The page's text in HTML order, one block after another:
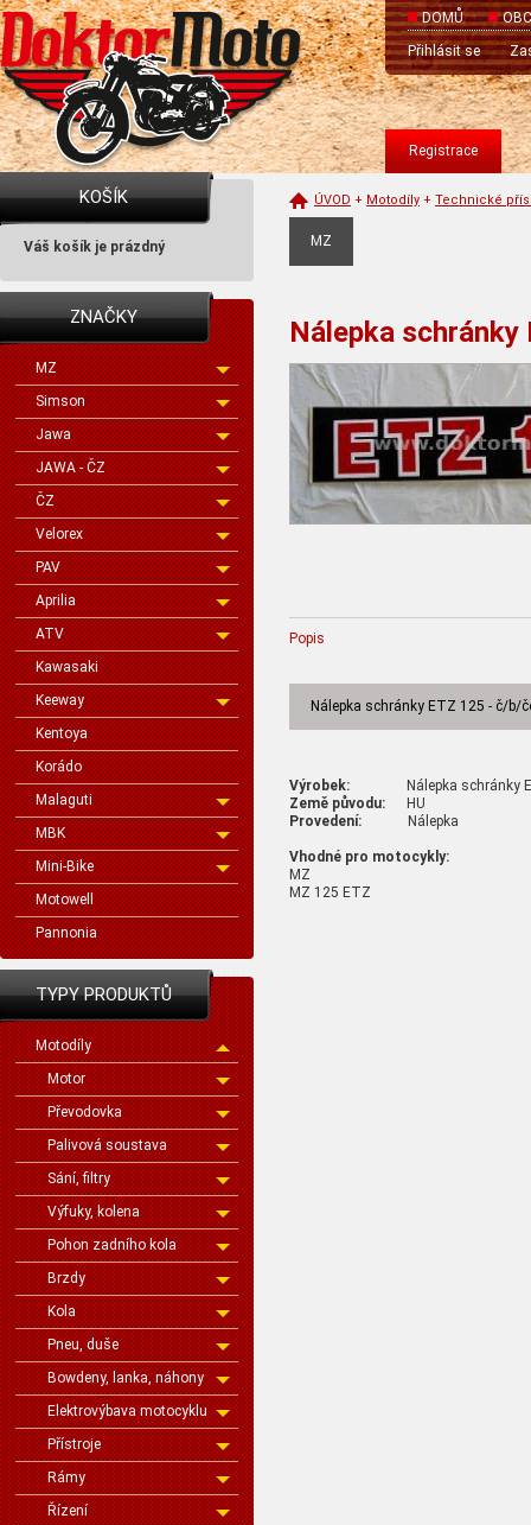
DOMŮ
Přihlásit se
Registrace
KOŠÍK
Váš košík je prázdný
ZNAČKY
MZ
Simson
Jawa
JAWA - ČZ
ČZ
Velorex
PAV
Aprilia
ATV
Kawasaki
Keeway
Kentoya
Korádo
Malaguti
MBK
Mini-Bike
Motowell
Pannonia
TYPY PRODUKTŮ
Motodíly
Motor
Převodovka
Palivová soustava
Sání, filtry
Výfuky, kolena
Pohon zadního kola
Brzdy
Kola
Pneu, duše
Bowdeny, lanka, náhony
Elektrovýbava motocyklu
Přístroje
Rámy
Řízení
ÚVOD + Motodíly + Technické
MZ
Nálepka
Popis
Nálepka schránky ETZ 125 - č/b/
Výrobek: Nálepka schránky
Země původu: HU
Provedení: Nálepka
Vhodné pro motocykly:
MZ
MZ 125 ETZ